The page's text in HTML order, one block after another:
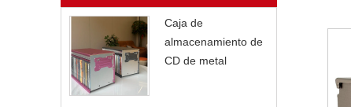
Caja de
almacenamiento de
CD de metal